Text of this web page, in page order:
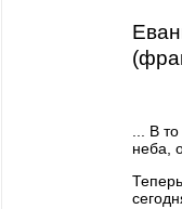
... В
неба,